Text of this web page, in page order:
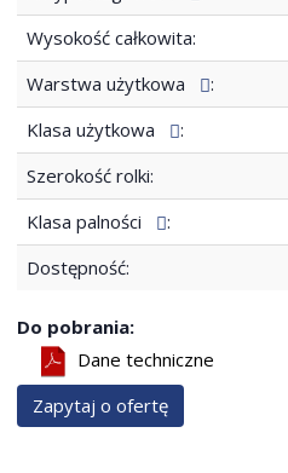
Wysokość całkowita:
Warstwa użytkowa
:
Klasa użytkowa
:
Szerokość rolki:
Klasa palności
:
Dostępność:
Do pobrania:
Dane techniczne
Zapytaj o ofertę